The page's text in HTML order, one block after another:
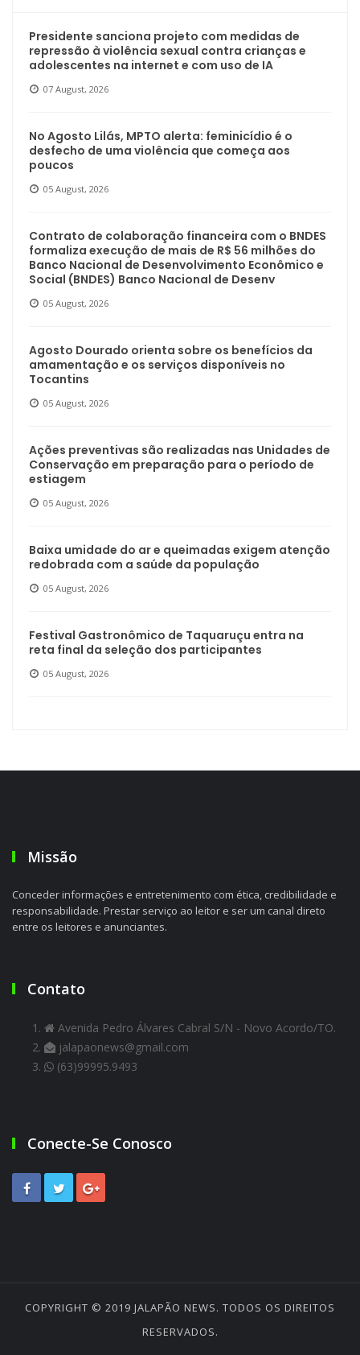
Presidente sanciona projeto com medidas de
repressão à violência sexual contra crianças e
adolescentes na internet e com uso de IA
07 August, 2026
No Agosto Lilás, MPTO alerta: feminicídio é o
desfecho de uma violência que começa aos
poucos
05 August, 2026
Contrato de colaboração financeira com o BNDES
formaliza execução de mais de R$ 56 milhões do
Banco Nacional de Desenvolvimento Econômico e
Social (BNDES) Banco Nacional de Desenv
05 August, 2026
Agosto Dourado orienta sobre os benefícios da
amamentação e os serviços disponíveis no
Tocantins
05 August, 2026
Ações preventivas são realizadas nas Unidades de
Conservação em preparação para o período de
estiagem
05 August, 2026
Baixa umidade do ar e queimadas exigem atenção
redobrada com a saúde da população
05 August, 2026
Festival Gastronômico de Taquaruçu entra na
reta final da seleção dos participantes
05 August, 2026
Missão
Conceder informações e entretenimento com ética, credibilidade e
responsabilidade. Prestar serviço ao leitor e ser um canal direto
entre os leitores e anunciantes.
Contato
Avenida Pedro Álvares Cabral S/N - Novo Acordo/TO.
jalapaonews@gmail.com
(63)99995.9493
Conecte-Se Conosco
COPYRIGHT © 2019 JALAPÃO NEWS. TODOS OS DIREITOS
RESERVADOS.